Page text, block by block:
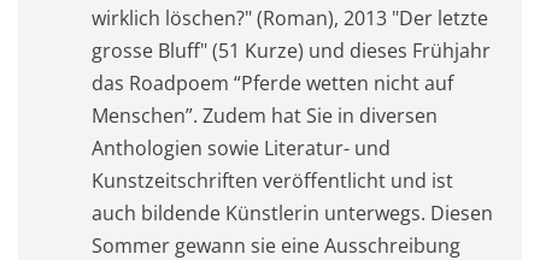
wirklich löschen?" (Roman), 2013 "Der letzte
grosse Bluff" (51 Kurze) und dieses Frühjahr
das Roadpoem “Pferde wetten nicht auf
Menschen”. Zudem hat Sie in diversen
Anthologien sowie Literatur- und
Kunstzeitschriften veröffentlicht und ist
auch bildende Künstlerin unterwegs. Diesen
Sommer gewann sie eine Ausschreibung